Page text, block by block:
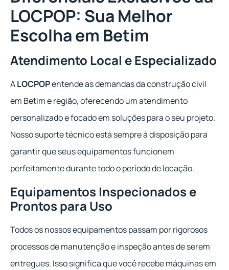
LOCPOP: Sua Melhor
Escolha em Betim
Atendimento Local e Especializado
ALOCPOPentende as demandas da construção civil
em Betim e região, oferecendo um atendimento
personalizado e focado em soluções para o seu projeto.
Nosso suporte técnico está sempre à disposição para
garantir que seus equipamentos funcionem
perfeitamente durante todo o período de locação.
Equipamentos Inspecionados e
Prontos para Uso
Todos os nossos equipamentos passam por rigorosos
processos de manutenção e inspeção antes de serem
entregues. Isso significa que você recebe máquinas em